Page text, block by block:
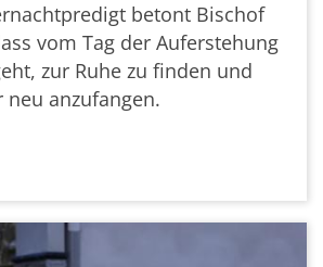
betont Bischof
vom Tag der Auferstehung
zur Ruhe zu finden und
anzufangen.